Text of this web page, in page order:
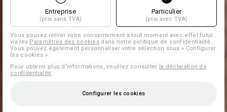
Entreprise
(prix sans TVA)
Particulier
(prix avec TVA)
Vous pouvez retirer votre consentement à tout moment avec effet futur
via les Paramètres des cookies dans notre politique de confidentialité.
Vous pouvez également personnaliser votre sélection sous « Configurer
les cookies ».
Pour obtenir plus d'informations, veuillez consulter la déclaration de
confidentialité
Configurer les cookies